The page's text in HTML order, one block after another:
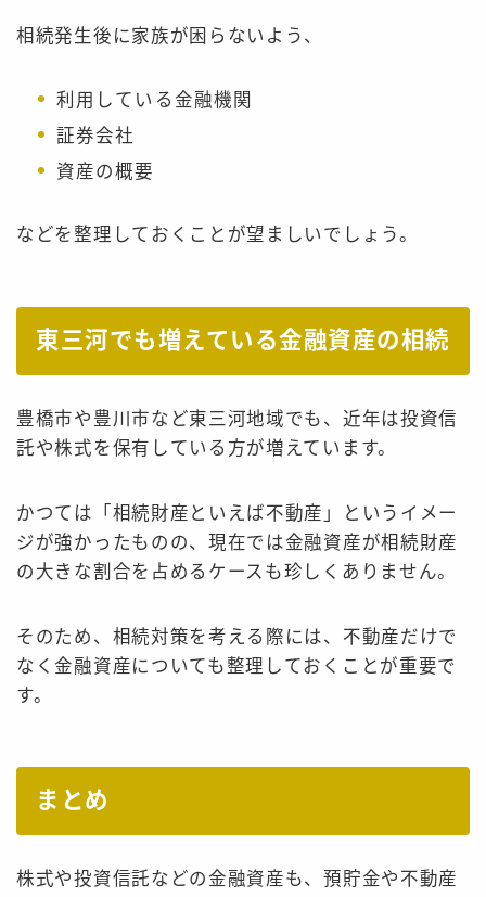
相続発生後に家族が困らないよう、
利用している金融機関
証券会社
資産の概要
などを整理しておくことが望ましいでしょう。
東三河でも増えている金融資産の相続
豊橋市や豊川市など東三河地域でも、近年は投資信
託や株式を保有している方が増えています。
かつては「相続財産といえば不動産」というイメー
ジが強かったものの、現在では金融資産が相続財産
の大きな割合を占めるケースも珍しくありません。
そのため、相続対策を考える際には、不動産だけで
なく金融資産についても整理しておくことが重要で
す。
まとめ
株式や投資信託などの金融資産も、預貯金や不動産